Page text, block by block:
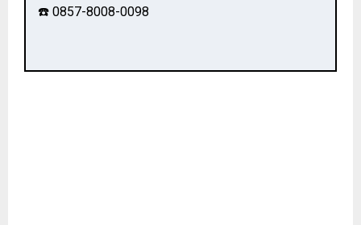
☎️ 0857-8008-0098